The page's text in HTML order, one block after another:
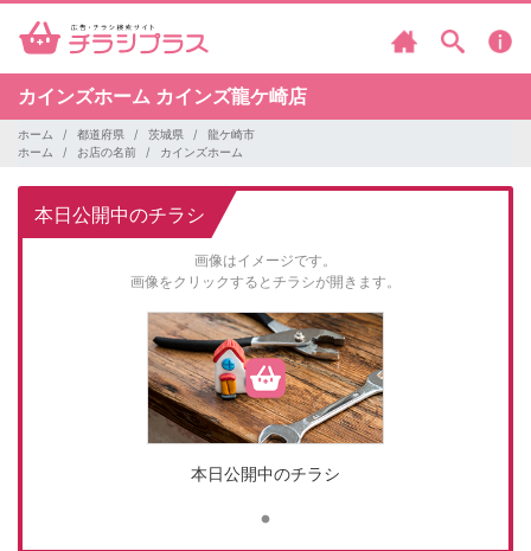
カインズホーム カインズ龍ケ崎店
ホーム 都道府県 茨城県
龍ケ崎市
ホーム
お店の名前 カインズホーム
本日公開中のチラシ
画像はイメージです。
画像をクリックするとチラシが開きます。
本日公開中のチラシ